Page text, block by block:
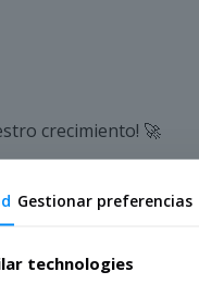
crecimiento! 🚀
Gestionar preferencias
technologies